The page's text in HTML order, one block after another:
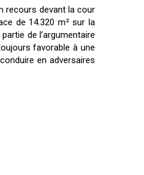
recours devant la cour
de 14.320 m² sur la
de l’argumentaire
favorable à une
en adversaires